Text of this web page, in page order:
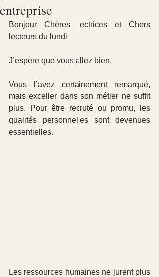
entreprise
Bonjour Chères lectrices et Chers
lecteurs du lundi
J’espère que vous allez bien.
Vous l’avez certainement remarqué,
mais exceller dans son métier ne suffit
plus. Pour être recruté ou promu, les
qualités personnelles sont devenues
essentielles.
Les ressources humaines ne jurent plus